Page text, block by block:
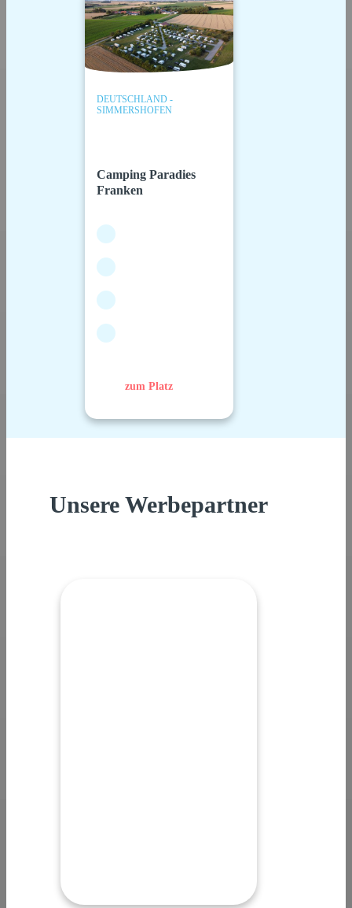
DEUTSCHLAND -
SIMMERSHOFEN
Camping Paradies
Franken
zum Platz
Unsere Werbepartner